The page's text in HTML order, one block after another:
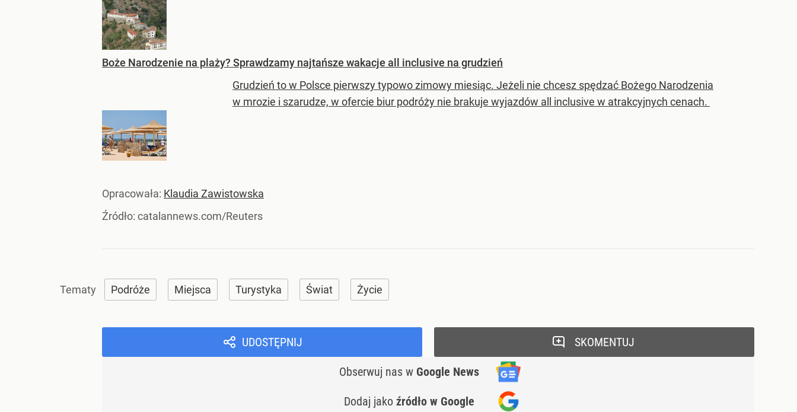
Boże Narodzenie na plaży? Sprawdzamy najtańsze wakacje all inclusive na grudzień
Grudzień to w Polsce pierwszy typowo zimowy miesiąc. Jeżeli nie chcesz spędzać Bożego Narodzenia
w mrozie i szarudze, w ofercie biur podróży nie brakuje wyjazdów all inclusive w atrakcyjnych cenach.
Opracowała: Klaudia Zawistowska
Źródło: catalannews.com/Reuters
Podróże Miejsca Turystyka Świat Życie
UDOSTĘPNIJ
Obserwuj nas w Google News
Dodaj jako źródło w Google
SKOMENTUJ